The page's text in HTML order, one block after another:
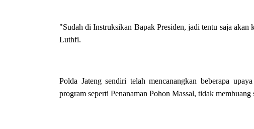
"Sudah di Instruksikan Bapak Presiden, jadi tentu saja
Luthfi.
Polda Jateng sendiri telah mencanangkan beberapa
program seperti Penanaman Pohon Massal, tidak